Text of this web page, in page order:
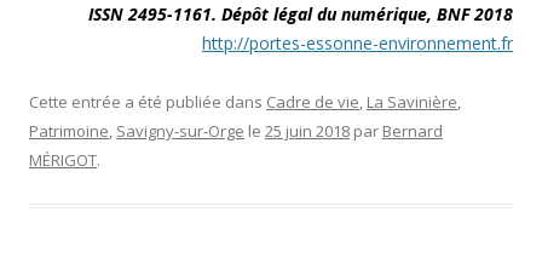
ISSN 2495-1161. Dépôt légal du numérique, BNF 2018
http://portes-essonne-environnement.fr
Cette entrée a été publiée dans Cadre de vie, La Savinière,
Patrimoine, Savigny-sur-Orge le 25 juin 2018 par Bernard
MÉRIGOT.